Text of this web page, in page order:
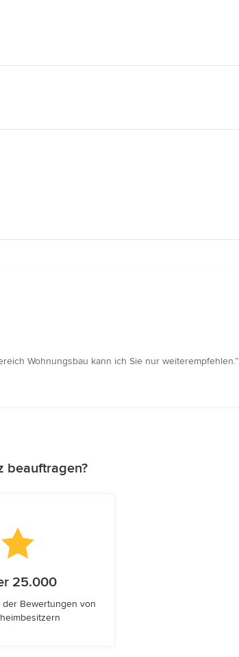
Wohnungsbau kann ich Sie nur weiterempfehlen.”
beauftragen?
25.000
der Bewertungen von